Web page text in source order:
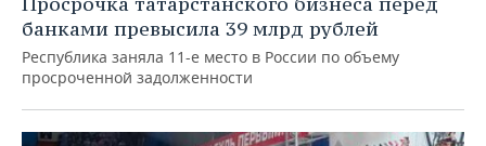
банками превысила 39 млрд рублей
Республика заняла 11-е место в России по объему
просроченной задолженности